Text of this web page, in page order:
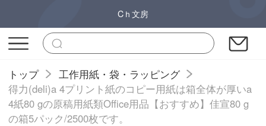
Cｈ文房
トップ
工作用紙・袋・ラッピング
得力(deli)a 4プリント紙のコピー用紙は箱全体が厚いa
4紙80 gの原稿用紙類Office用品【おすすめ】佳宣80 g
の箱5パック/2500枚です。